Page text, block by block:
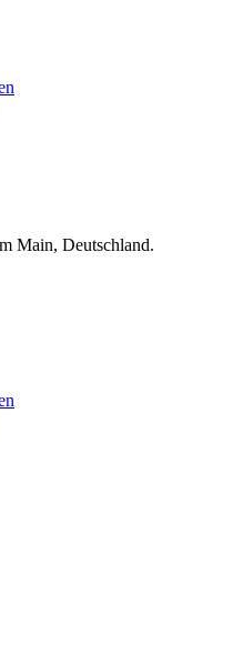
Main, Deutschland.